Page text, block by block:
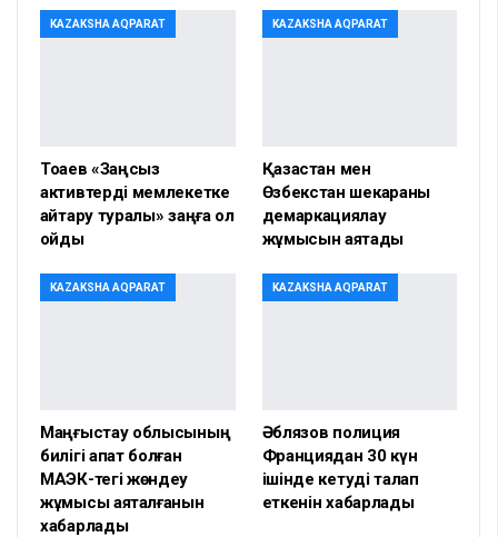
KAZAKSHA AQPARAT
Тоқаев «Заңсыз
активтерді мемлекетке
қайтару туралы» заңға қол
қойды
KAZAKSHA AQPARAT
Қазақстан мен
Өзбекстан шекараны
демаркациялау
жұмысын аяқтады
KAZAKSHA AQPARAT
Маңғыстау облысының
билігі апат болған
МАЭК-тегі жөндеу
жұмысы аяқталғанын
хабарлады
KAZAKSHA AQPARAT
Әблязов полиция
Франциядан 30 күн
ішінде кетуді талап
еткенін хабарлады